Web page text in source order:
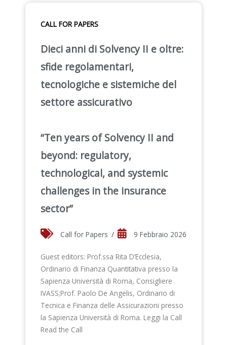
CALL FOR PAPERS
Dieci anni di Solvency II e oltre:
sfide regolamentari,
tecnologiche e sistemiche del
settore assicurativo
“Ten years of Solvency II and
beyond: regulatory,
technological, and systemic
challenges in the insurance
sector”
Call for Papers / 9 Febbraio 2026
Guest editors: Prof.ssa Rita D’Ecclesia,
Ordinario di Finanza Quantitativa presso la
Sapienza Università di Roma, Consigliere
IVASS;Prof. Paolo De Angelis, Ordinario di
Tecnica e Finanza delle Assicurazioni presso
la Sapienza Università di Roma. Leggi la Call
Read the Call